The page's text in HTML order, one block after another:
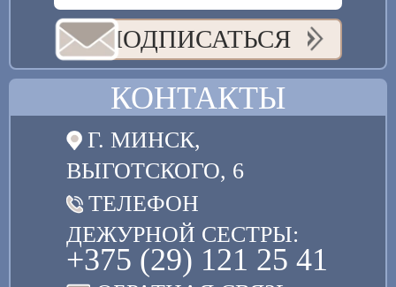
ПОДПИСАТЬСЯ
КОНТАКТЫ
Г. МИНСК,
ВЫГОТСКОГО, 6
ТЕЛЕФОН
ДЕЖУРНОЙ СЕСТРЫ:
+375 (29) 121 25 41